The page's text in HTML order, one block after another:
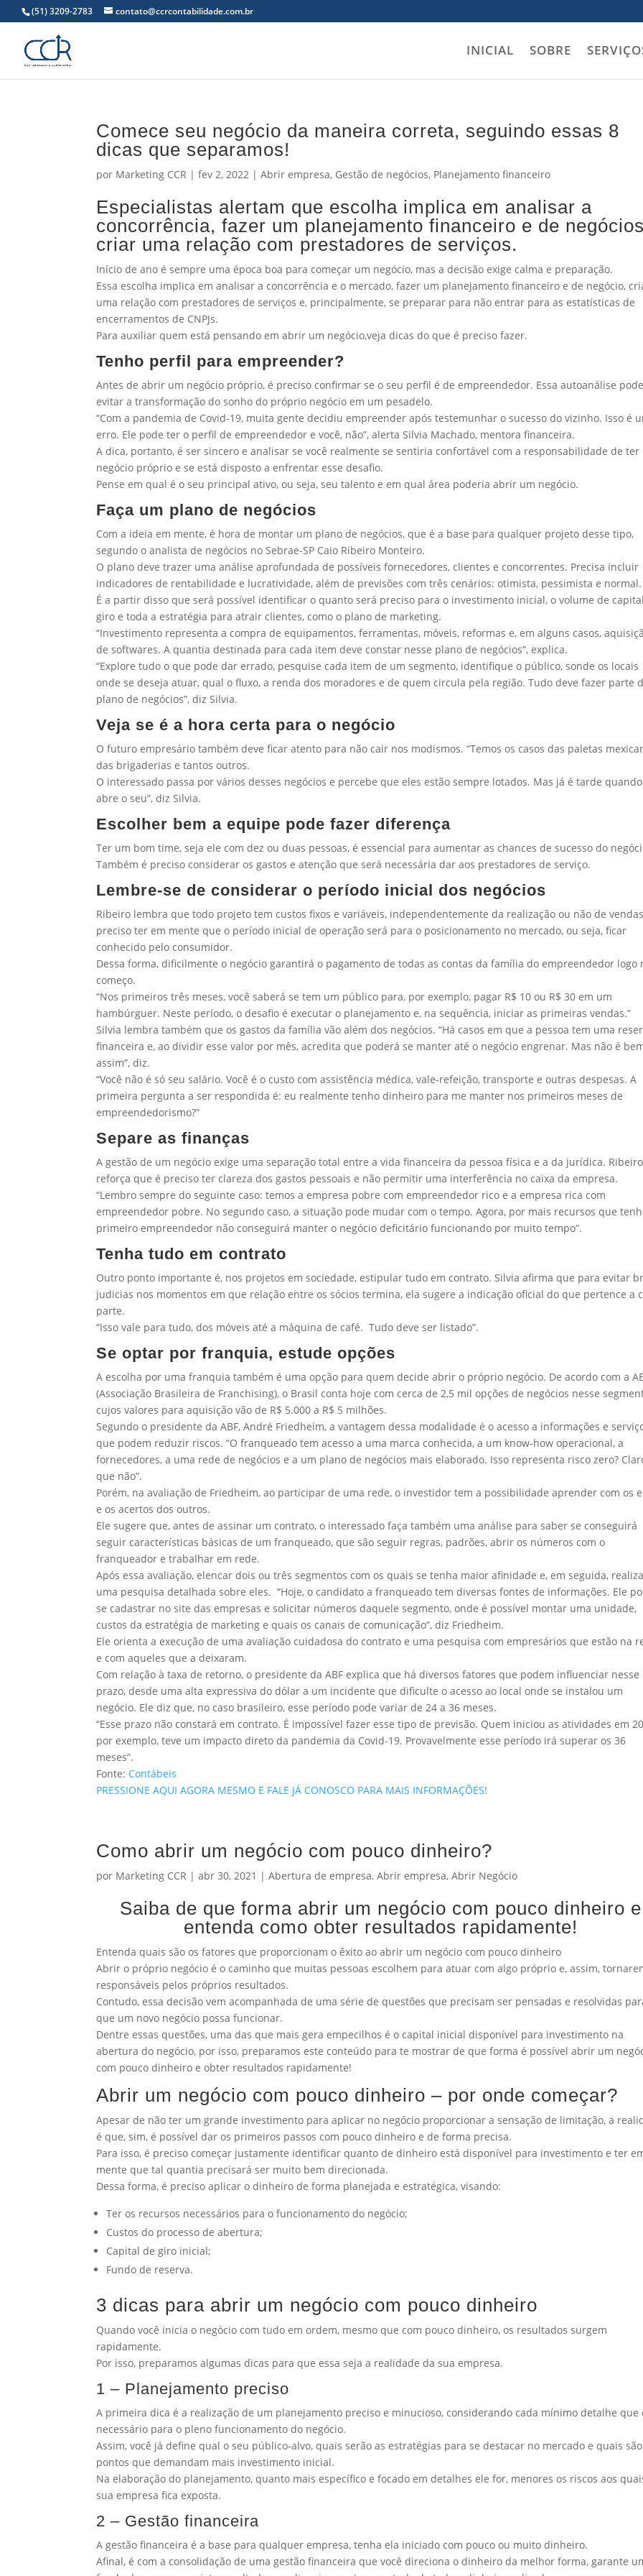
(51) 3209-2783 contato@ccrcontabilidade.com.br
INICIAL SOBRE
Comece seu negócio da maneira correta, seguindo essas 8
dicas que separamos!
por Marketing CCR |fev 2, 2022 |Abrir empresa, Gestão de negócios, Planejamento financeiro
Especialistas alertam que escolha implica em analisar a
concorrência, fazer um planejamento financeiro e de
criar uma relação com prestadores de serviços.
Início de ano é sempre uma época boa para começar um negócio, mas a decisão exige calma e preparação.
Essa escolha implica em analisar a concorrência e o mercado, fazer um planejamento financeiro e de negócio,
uma relação com prestadores de serviços e, principalmente, se preparar para não entrar para as estatísticas de
encerramentos de CNPJs.
Para auxiliar quem está pensando em abrir um negócio,veja dicas do que é preciso fazer.
Tenho perfil para empreender?
Antes de abrir um negócio próprio, é preciso confirmar se o seu perfil é de empreendedor. Essa autoanálise pode
evitar a transformação do sonho do próprio negócio em um pesadelo.
“Com a pandemia de Covid-19, muita gente decidiu empreender após testemunhar o sucesso do vizinho. Isso é
erro. Ele pode ter o perfil de empreendedor e você, não”, alerta Silvia Machado, mentora financeira.
A dica, portanto, é ser sincero e analisar se você realmente se sentiria confortável com a responsabilidade de ter
negócio próprio e se está disposto a enfrentar esse desafio.
Pense em qual é o seu principal ativo, ou seja, seu talento e em qual área poderia abrir um negócio.
Faça um plano de negócios
Com a ideia em mente, é hora de montar um plano de negócios, que é a base para qualquer projeto desse tipo,
segundo o analista de negócios no Sebrae-SP Caio Ribeiro Monteiro.
O plano deve trazer uma análise aprofundada de possíveis fornecedores, clientes e concorrentes. Precisa incluir
indicadores de rentabilidade e lucratividade, além de previsões com três cenários: otimista, pessimista e normal.
É a partir disso que será possível identificar o quanto será preciso para o investimento inicial, o volume de
giro e toda a estratégia para atrair clientes, como o plano de marketing.
“Investimento representa a compra de equipamentos, ferramentas, móveis, reformas e, em alguns casos,
de softwares. A quantia destinada para cada item deve constar nesse plano de negócios”, explica.
“Explore tudo o que pode dar errado, pesquise cada item de um segmento, identifique o público, sonde os locais
onde se deseja atuar, qual o fluxo, a renda dos moradores e de quem circula pela região. Tudo deve fazer parte
plano de negócios”, diz Silvia.
Veja se é a hora certa para o negócio
O futuro empresário também deve ficar atento para não cair nos modismos. “Temos os casos das paletas
das brigaderias e tantos outros.
O interessado passa por vários desses negócios e percebe que eles estão sempre lotados. Mas já é tarde
abre o seu”, diz Silvia.
Escolher bem a equipe pode fazer diferença
Ter um bom time, seja ele com dez ou duas pessoas, é essencial para aumentar as chances de sucesso do
Também é preciso considerar os gastos e atenção que será necessária dar aos prestadores de serviço.
Lembre-se de considerar o período inicial dos negócios
Ribeiro lembra que todo projeto tem custos fixos e variáveis, independentemente da realização ou não de
preciso ter em mente que o período inicial de operação será para o posicionamento no mercado, ou seja, ficar
conhecido pelo consumidor.
Dessa forma, dificilmente o negócio garantirá o pagamento de todas as contas da família do empreendedor logo
começo.
“Nos primeiros três meses, você saberá se tem um público para, por exemplo, pagar R$ 10 ou R$ 30 em um
hambúrguer. Neste período, o desafio é executar o planejamento e, na sequência, iniciar as primeiras vendas.”
Silvia lembra também que os gastos da família vão além dos negócios. “Há casos em que a pessoa tem uma
financeira e, ao dividir esse valor por mês, acredita que poderá se manter até o negócio engrenar. Mas não é
assim”, diz.
“Você não é só seu salário. Você é o custo com assistência médica, vale-refeição, transporte e outras despesas. A
primeira pergunta a ser respondida é: eu realmente tenho dinheiro para me manter nos primeiros meses de
empreendedorismo?”
Separe as finanças
A gestão de um negócio exige uma separação total entre a vida financeira da pessoa física e a da jurídica. Ribeiro
reforça que é preciso ter clareza dos gastos pessoais e não permitir uma interferência no caixa da empresa.
“Lembro sempre do seguinte caso: temos a empresa pobre com empreendedor rico e a empresa rica com
empreendedor pobre. No segundo caso, a situação pode mudar com o tempo. Agora, por mais recursos que
primeiro empreendedor não conseguirá manter o negócio deficitário funcionando por muito tempo”.
Tenha tudo em contrato
Outro ponto importante é, nos projetos em sociedade, estipular tudo em contrato. Silvia afirma que para evitar
judicias nos momentos em que relação entre os sócios termina, ela sugere a indicação oficial do que pertence a
parte.
“Isso vale para tudo, dos móveis até a máquina de café. Tudo deve ser listado”.
Se optar por franquia, estude opções
A escolha por uma franquia também é uma opção para quem decide abrir o próprio negócio. De acordo com a
(Associação Brasileira de Franchising), o Brasil conta hoje com cerca de 2,5 mil opções de negócios nesse
cujos valores para aquisição vão de R$ 5.000 a R$ 5 milhões.
Segundo o presidente da ABF, André Friedheim, a vantagem dessa modalidade é o acesso a informações e
que podem reduzir riscos. “O franqueado tem acesso a uma marca conhecida, a um know-how operacional, a
fornecedores, a uma rede de negócios e a um plano de negócios mais elaborado. Isso representa risco zero?
que não”.
Porém, na avaliação de Friedheim, ao participar de uma rede, o investidor tem a possibilidade aprender com os
e os acertos dos outros.
Ele sugere que, antes de assinar um contrato, o interessado faça também uma análise para saber se conseguirá
seguir características básicas de um franqueado, que são seguir regras, padrões, abrir os números com o
franqueador e trabalhar em rede.
Após essa avaliação, elencar dois ou três segmentos com os quais se tenha maior afinidade e, em seguida,
uma pesquisa detalhada sobre eles. “Hoje, o candidato a franqueado tem diversas fontes de informações. Ele
se cadastrar no site das empresas e solicitar números daquele segmento, onde é possível montar uma unidade,
custos da estratégia de marketing e quais os canais de comunicação”, diz Friedheim.
Ele orienta a execução de uma avaliação cuidadosa do contrato e uma pesquisa com empresários que estão na
e com aqueles que a deixaram.
Com relação à taxa de retorno, o presidente da ABF explica que há diversos fatores que podem influenciar nesse
prazo, desde uma alta expressiva do dólar a um incidente que dificulte o acesso ao local onde se instalou um
negócio. Ele diz que, no caso brasileiro, esse período pode variar de 24 a 36 meses.
“Esse prazo não constará em contrato. É impossível fazer esse tipo de previsão. Quem iniciou as atividades em
por exemplo, teve um impacto direto da pandemia da Covid-19. Provavelmente esse período irá superar os 36
meses”.
Fonte: Contábeis
PRESSIONE AQUI AGORA MESMO E FALE JÁ CONOSCO PARA MAIS INFORMAÇÕES!
Como abrir um negócio com pouco dinheiro?
por Marketing CCR |abr 30, 2021 |Abertura de empresa,Abrir empresa,Abrir Negócio
Saiba de que forma abrir um negócio com pouco dinheiro e
entenda como obter resultados rapidamente!
Entenda quais são os fatores que proporcionam o êxito ao abrir um negócio com pouco dinheiro
Abrir o próprio negócio é o caminho que muitas pessoas escolhem para atuar com algo próprio e, assim,
responsáveis pelos próprios resultados.
Contudo, essa decisão vem acompanhada de uma série de questões que precisam ser pensadas e resolvidas
que um novo negócio possa funcionar.
Dentre essas questões, uma das que mais gera empecilhos é o capital inicial disponível para investimento na
abertura do negócio, por isso, preparamos este conteúdo para te mostrar de que forma é possível abrir um
com pouco dinheiro e obter resultados rapidamente!
Abrir um negócio com pouco dinheiro – por onde começar?
Apesar de não ter um grande investimento para aplicar no negócio proporcionar a sensação de limitação, a
é que, sim, é possível dar os primeiros passos com pouco dinheiro e de forma precisa.
Para isso, é preciso começar justamente identificar quanto de dinheiro está disponível para investimento e ter
mente que tal quantia precisará ser muito bem direcionada.
Dessa forma, é preciso aplicar o dinheiro de forma planejada e estratégica, visando:
Ter os recursos necessários para o funcionamento do negócio;
Custos do processo de abertura;
Capital de giro inicial;
Fundo de reserva.
3 dicas para abrir um negócio com pouco dinheiro
Quando você inicia o negócio com tudo em ordem, mesmo que com pouco dinheiro, os resultados surgem
rapidamente.
Por isso, preparamos algumas dicas para que essa seja a realidade da sua empresa.
1 – Planejamento preciso
A primeira dica é a realização de um planejamento preciso e minucioso, considerando cada mínimo detalhe que
necessário para o pleno funcionamento do negócio.
Assim, você já define qual o seu público-alvo, quais serão as estratégias para se destacar no mercado e quais
pontos que demandam mais investimento inicial.
Na elaboração do planejamento, quanto mais específico e focado em detalhes ele for, menores os riscos aos
sua empresa fica exposta.
2 – Gestão financeira
A gestão financeira é a base para qualquer empresa, tenha ela iniciado com pouco ou muito dinheiro.
Afinal, é com a consolidação de uma gestão financeira que você direciona o dinheiro da melhor forma, garante